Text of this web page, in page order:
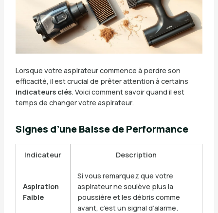
Lorsque votre aspirateur commence à perdre son
efficacité, il est crucial de prêter attention à certains
indicateurs clés. Voici comment savoir quand il est
temps de changer votre aspirateur.
Signes d’une Baisse de Performance
Indicateur Description
Aspiration
Faible
Si vous remarquez que votre
aspirateur ne soulève plus la
poussière et les débris comme
avant, c’est un signal d’alarme.